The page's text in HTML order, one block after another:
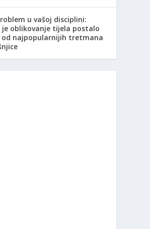
u vašoj disciplini:
je oblikovanje tijela postalo
od najpopularnijih tretmana